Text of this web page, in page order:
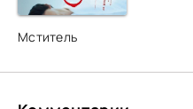
Мститель